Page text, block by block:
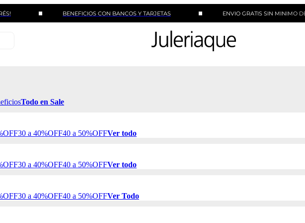
BENEFICIOS CON BANCOS Y TARJETAS ENVIO GRATIS SIN MINIMO DE COMPRA
Todo en Sale
30 a 40%OFF40 a 50%OFFVer todo
30 a 40%OFF40 a 50%OFFVer todo
30 a 40%OFF40 a 50%OFFVer Todo